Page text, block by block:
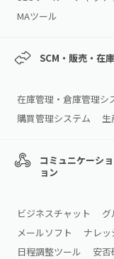
MAツール
SCM・販売・在
在庫管理・倉庫管理シ
購買管理システム
生
コミュニケーシ
ョン
ビジネスチャット グ
メールソフト
ナレ
日程調整ツール
安否